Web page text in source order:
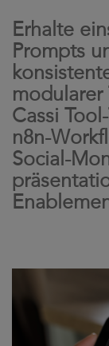
Erhalte
Prompts
modularer
Cassi
n8n-
Social-